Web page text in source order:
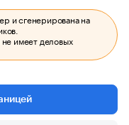
и сгенерирована на
не имеет деловых